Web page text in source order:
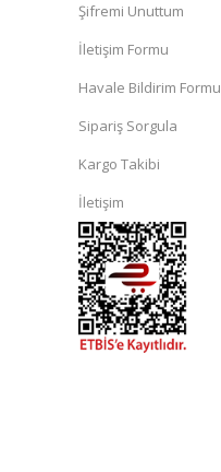
Şifremi Unuttum
İletişim Formu
Havale Bildirim Formu
Sipariş Sorgula
Kargo Takibi
İletişim